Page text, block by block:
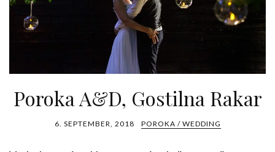
Poroka A&D, Gostilna Rakar
6. SEPTEMBER, 2018 POROKA / WEDDING